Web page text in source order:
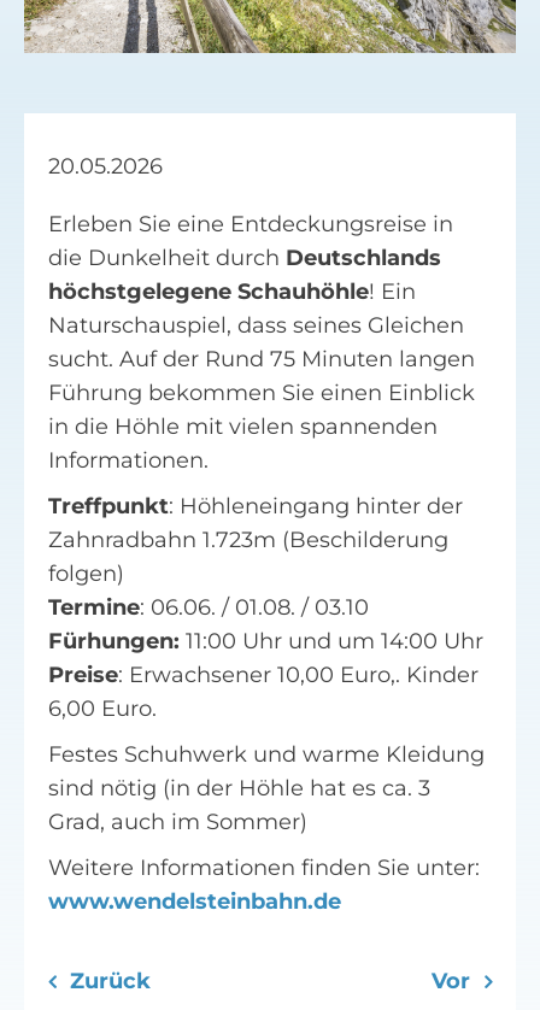
Facebook
20.05.2026
Erleben Sie eine Entdeckungsreise in
die Dunkelheit durch Deutschlands
höchstgelegene Schauhöhle! Ein
Naturschauspiel, dass seines Gleichen
sucht. Auf der Rund 75 Minuten langen
Führung bekommen Sie einen Einblick
in die Höhle mit vielen spannenden
Informationen.
Treffpunkt: Höhleneingang hinter der
Zahnradbahn 1.723m (Beschilderung
folgen)
Termine: 06.06. / 01.08. / 03.10
Fürhungen: 11:00 Uhr und um 14:00 Uhr
Preise: Erwachsener 10,00 Euro,. Kinder
6,00 Euro.
Festes Schuhwerk und warme Kleidung
sind nötig (in der Höhle hat es ca. 3
Grad, auch im Sommer)
Weitere Informationen finden Sie unter:
www.wendelsteinbahn.de
Zurück Vor